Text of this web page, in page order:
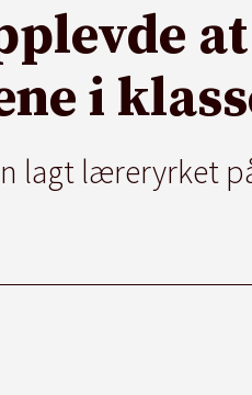
i
lagt læreryrket